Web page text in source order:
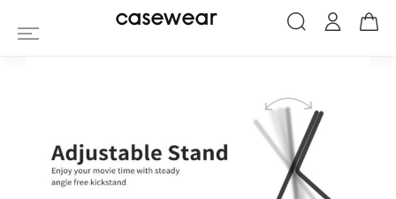
Housse Xiaomi Redmi Note 13 Pro 5G /
casewear